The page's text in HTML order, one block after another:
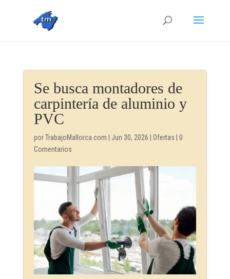
Se busca montadores de
carpintería de aluminio y
PVC
porTrabajoMallorca.com Jun 30, 2026 Ofertas
0
Comentarios